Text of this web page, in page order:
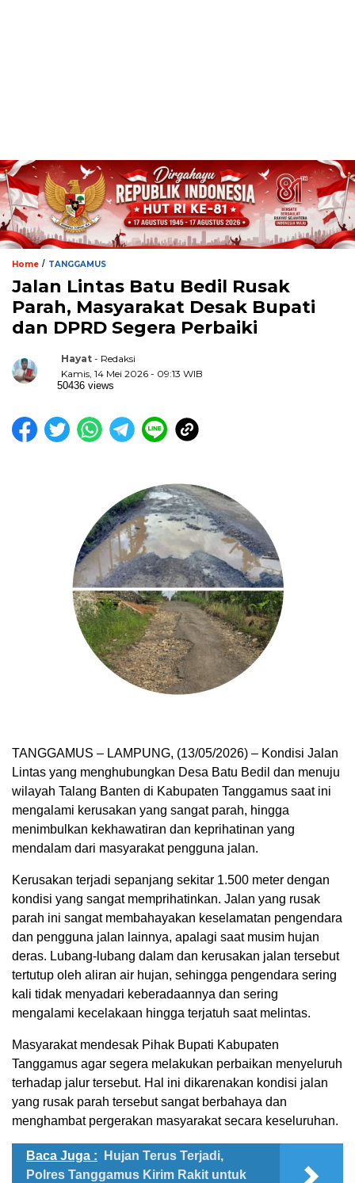
Home / TANGGAMUS
Jalan Lintas Batu Bedil Rusak
Parah, Masyarakat Desak Bupati
dan DPRD Segera Perbaiki
Hayat - Redaksi
Kamis, 14 Mei 2026 - 09:13 WIB
50436 views
TANGGAMUS – LAMPUNG, (13/05/2026) – Kondisi Jalan
Lintas yang menghubungkan Desa Batu Bedil dan menuju
wilayah Talang Banten di Kabupaten Tanggamus saat ini
mengalami kerusakan yang sangat parah, hingga
menimbulkan kekhawatiran dan keprihatinan yang
mendalam dari masyarakat pengguna jalan.
Kerusakan terjadi sepanjang sekitar 1.500 meter dengan
kondisi yang sangat memprihatinkan. Jalan yang rusak
parah ini sangat membahayakan keselamatan pengendara
dan pengguna jalan lainnya, apalagi saat musim hujan
deras. Lubang-lubang dalam dan kerusakan jalan tersebut
tertutup oleh aliran air hujan, sehingga pengendara sering
kali tidak menyadari keberadaannya dan sering
mengalami kecelakaan hingga terjatuh saat melintas.
Masyarakat mendesak Pihak Bupati Kabupaten
Tanggamus agar segera melakukan perbaikan menyeluruh
terhadap jalur tersebut. Hal ini dikarenakan kondisi jalan
yang rusak parah tersebut sangat berbahaya dan
menghambat pergerakan masyarakat secara keseluruhan.
Baca Juga :
Hujan Terus Terjadi,
Polres Tanggamus Kirim Rakit untuk